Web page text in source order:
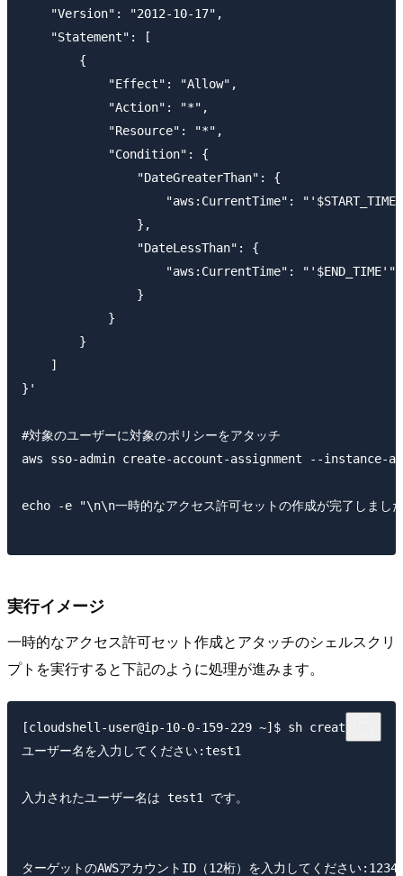
    "Version": "2012-10-17",
    "Statement": [
        {
            "Effect": "Allow",
            "Action": "*",
            "Resource": "*",
            "Condition": {
                "DateGreaterThan": {
"aws:CurrentTime":
                },
                "DateLessThan": {
                    "aws:CurrentTime": "'$END_TIME'"
                }
            }
        }
    ]
}'
#対象のユーザーに対象のポリシーをアタッチ
aws sso-admin create-account-assignment --instance-arn
echo -e "\n\n一時的なアクセス許可セットの作成が完了しまし
実行イメージ
一時的なアクセス許可セット作成とアタッチのシェルスクリ
プトを実行すると下記のように処理が進みます。
[cloudshell-user@ip-10-0-159-229 ~]$ sh create.sh
ユーザー名を入力してください:test1
入力されたユーザー名は test1 です。
ターゲットのAWSアカウントID（12桁）を入力してください